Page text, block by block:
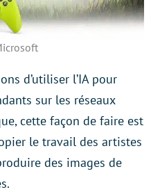
d’utiliser l’IA pour
sur les réseaux
cette façon de faire est
le travail des artistes
des images de